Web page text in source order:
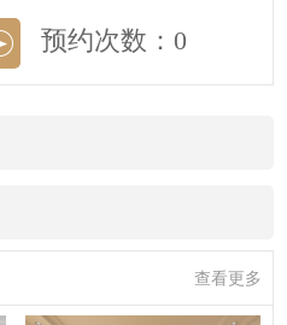
预约次数：0
查看更多